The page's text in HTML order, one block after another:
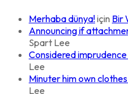
Merhaba dünya!için Bir
Announcing if
Spart Lee
Considered
Lee
Minuter him own
Lee